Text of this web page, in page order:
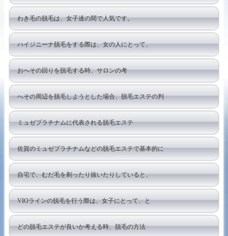
わき毛の脱毛は、女子達の間で人気です。
ハイジニーナ脱毛をする際は、女の人にとって、
おへその回りを脱毛する時、サロンの考
へその周辺を脱毛しようとした場合、脱毛エステの判
ミュゼプラチナムに代表される脱毛エステ
佐賀のミュゼプラチナムなどの脱毛エステで基本的に
自宅で、むだ毛を剃ったり抜いたりしていると、
VIOラインの脱毛を行う際は、女子にとって、と
どの脱毛エステが良いか考える時、脱毛の方法